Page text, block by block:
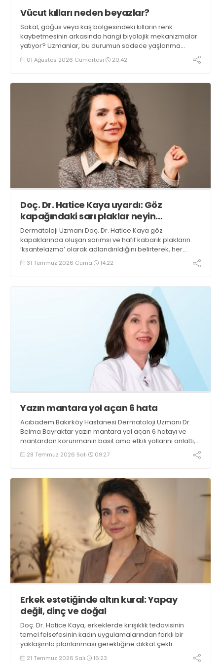
Vücut kılları neden beyazlar?
Sakal, göğüs veya kaş bölgesindeki kılların renk
kaybetmesinin arkasında hangi biyolojik mekanizmalar
yatıyor? Uzmanlar, bu durumun sadece yaşlanma
belirtisi olmadığını belirtiyor
01 Ağustos 2026 Cumartesi 20:42
Doç. Dr. Hatice Kaya uyardı: Göz
kapağındaki sarı plaklar neyin
habercisi?
Dermatoloji Uzmanı Doç. Dr. Hatice Kaya göz
kapaklarında oluşan sarımsı ve hafif kabarık plakların
‘ksantelazma’ olarak adlandırıldığını belirterek, her
zaman yüksek kolesterol anlamına gelmediğini ve
doğru değerlendirme için uzman muayenesinin önem
31 Temmuz 2026 Cuma 14:22
Yazın mantara yol açan 6 hata
Acıbadem Bakırköy Hastanesi Dermatoloji Uzmanı Dr.
Belma Bayraktar yazın mantara yol açan 6 hatayı ve
mantardan korunmanın basit ama etkili yollarını anlattı,
önemli uyarılar ve önerilerde bulundu
28 Temmuz 2026 Salı 09:27
Erkek estetiğinde altın kural: Yapay
değil, dinç ve doğal
Doç. Dr. Hatice Kaya, erkeklerde kırışıklık tedavisinin
temel felsefesinin kadın uygulamalarından farklı bir
yaklaşımla planlanması gerektiğine dikkat çekti
21 Temmuz 2026 Salı 16:23